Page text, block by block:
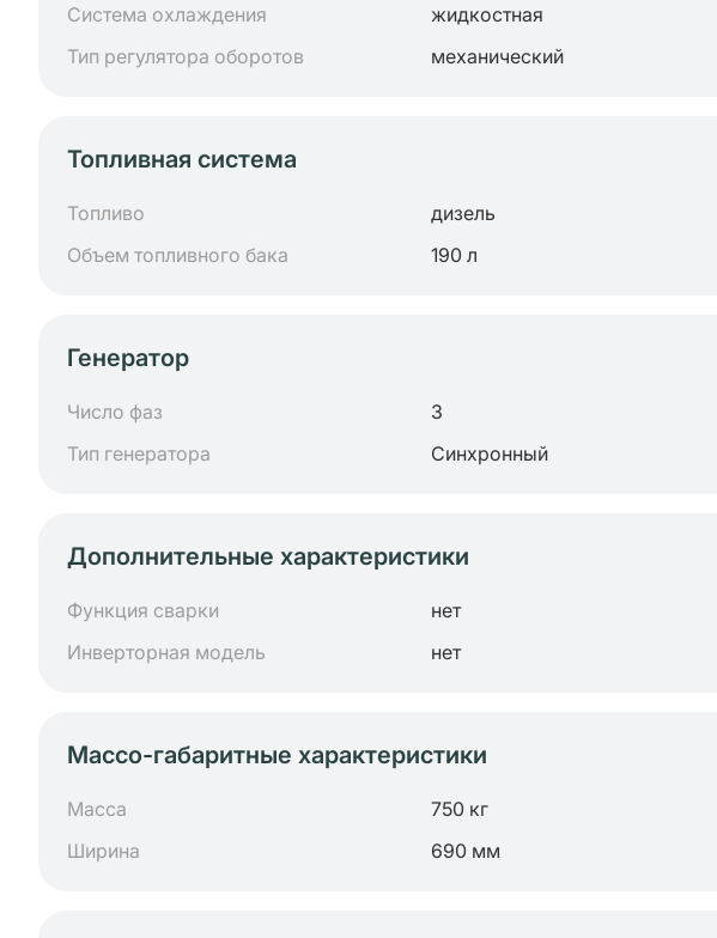
Система охлаждения
жидкостная
Тип регулятора оборотов
механический
Топливная система
Топливо дизель
Объем топливного бака
190 л
Генератор
Число фаз 3
Тип генератора
Синхронный
Дополнительные характеристики
Функция сварки нет
Инверторная модель
нет
Массо-габаритные характеристики
Масса 750 кг
Ширина
690 мм